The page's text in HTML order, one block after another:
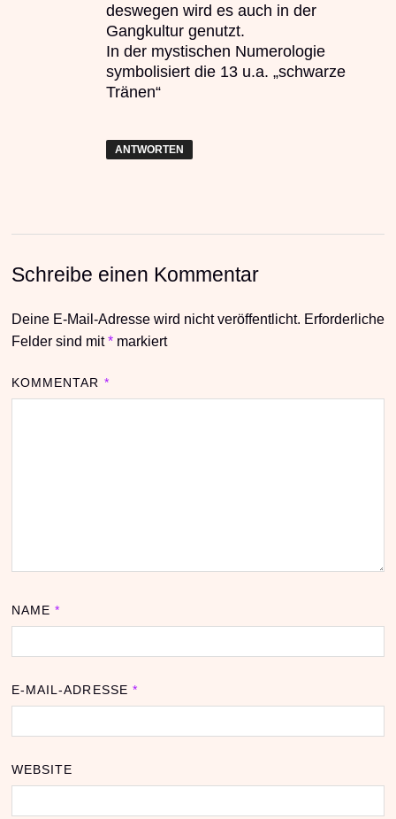
deswegen wird es auch in der
Gangkultur genutzt.
In der mystischen Numerologie
symbolisiert die 13 u.a. „schwarze
Tränen“
ANTWORTEN
Schreibe einen Kommentar
Deine E-Mail-Adresse wird nicht veröffentlicht. Erforderliche
Felder sind mit*markiert
KOMMENTAR *
NAME*
E-MAIL-ADRESSE *
WEBSITE